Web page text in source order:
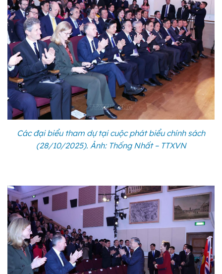
Các đại biểu tham dự tại cuộc phát biểu chính sách
(28/10/2025). Ảnh: Thống Nhất – TTXVN